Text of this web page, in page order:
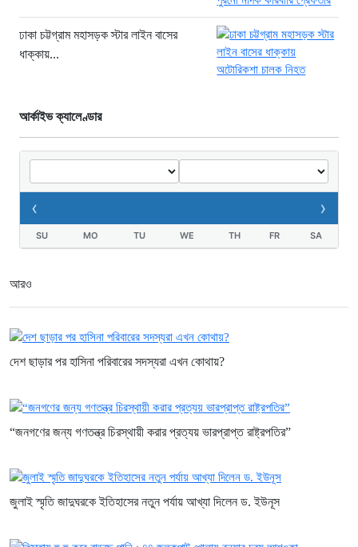
খুনির দোসর ও ফ্যাসিবাদের সহযোগী’,
সাকিবকে নিয়ে বিস্ফোরক আসিফ আকবর
খাগড়াছড়ি রামগড় পুলিশের অভিযানে: ১৫
পিস ইয়াবাসহ যুবক গ্রেপ্তার
ঢাকা চট্টগ্রাম মহাসড়ক স্টার লাইন বাসের
ধাক্কায়...
আর্কাইভ ক্যালেণ্ডার
‹ ›
SU MO TU WE TH FR SA
আরও
দেশ ছাড়ার পর হাসিনা পরিবারের সদস্যরা এখন কোথায়?
“জনগণের জন্য গণতন্ত্র চিরস্থায়ী করার প্রত্যয় ভারপ্রাপ্ত রাষ্ট্রপতির”
জুলাই স্মৃতি জাদুঘরকে ইতিহাসের নতুন পর্যায় আখ্যা দিলেন ড. ইউনূস